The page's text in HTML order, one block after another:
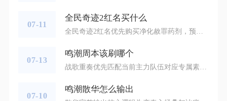
07-11
全民奇迹2红名买什么
07-13
鸣潮周本该刷哪个
07-10
鸣潮散华怎么输出